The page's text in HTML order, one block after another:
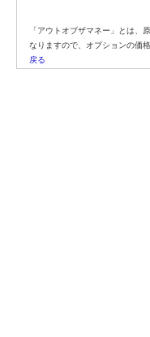
「アウトオブザマネー」とは
なりますので、オプションの価
戻る